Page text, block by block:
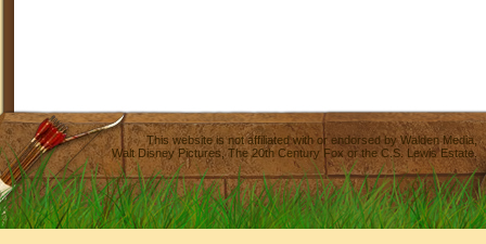
This website is not affiliated with or endorsed byWalden Media
Walt Disney Pictures,The 20th Century Fox or the C.S. Lewis Estate.